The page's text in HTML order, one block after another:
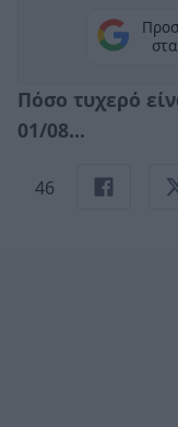
Πόσο τυχερό
01/08...
46